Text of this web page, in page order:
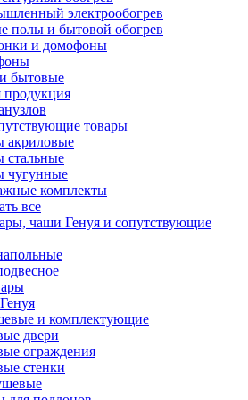
электрообогрев
полы и бытовой обогрев
и домофоны
бытовые
продукция
товары
акриловые
стальные
чугунные
комплекты
все
чаши Генуя и сопутствующие
и комплектующие
двери
ограждения
стенки